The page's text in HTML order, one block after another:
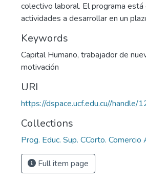
colectivo laboral. El programa
actividades a desarrollar en un
Keywords
Capital Humano, trabajador de
motivación
URI
https://dspace.ucf.edu.cu//
Collections
Prog. Educ. Sup. CCorto. Comercio
Full item page